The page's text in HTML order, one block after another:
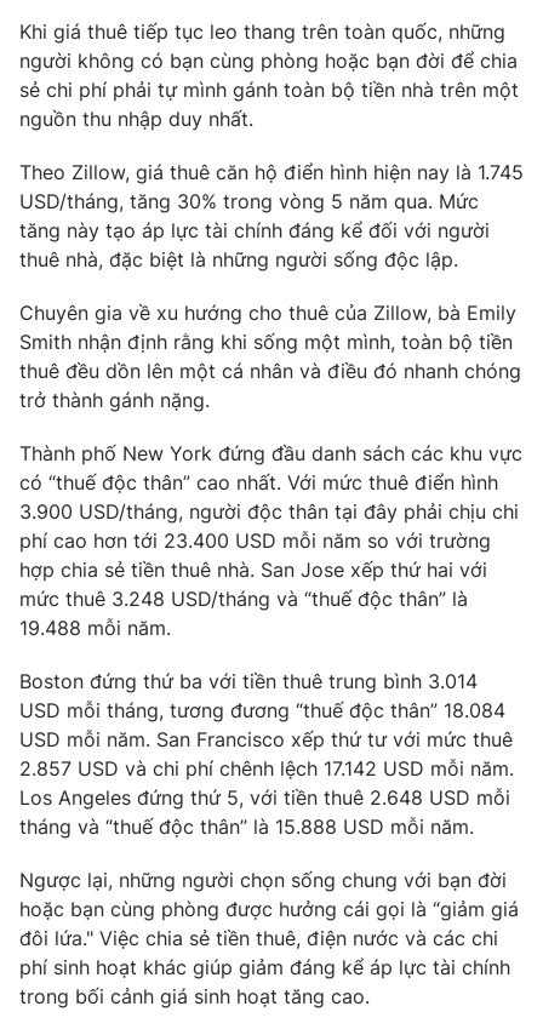
Hậu trường
Nhân vật
Khán giả
Giải sao mai
Điện ảnh
Âm nhạc
Đời sống
Du lịch
Làm đẹp
Chất lượng cuộc sống
Giáo dục
Tuyển sinh
Học trực tuyến
Công nghệ
Hitech Công nghệ tương lai
Sản phẩm
Thị trường
Tư vấn
Giao lưu trực tuyến
Lịch phát sóng
Emagazine Podcast
Photo Infographic
Video
VTV Money VTV Thể thao
VTV Sức khoẻ Bất động sản
Thị trường 24h Tấm lòng Việt
VTV4 Vươn mình bằng AI
VTV9 VTV8
Khi giá thuê tiếp tục leo thang trên toàn quốc, những
người không có bạn cùng phòng hoặc bạn đời để chia
sẻ chi phí phải tự mình gánh toàn bộ tiền nhà trên một
nguồn thu nhập duy nhất.
Theo Zillow, giá thuê căn hộ điển hình hiện nay là 1.745
USD/tháng, tăng 30% trong vòng 5 năm qua. Mức
tăng này tạo áp lực tài chính đáng kể đối với người
thuê nhà, đặc biệt là những người sống độc lập.
Chuyên gia về xu hướng cho thuê của Zillow, bà Emily
Smith nhận định rằng khi sống một mình, toàn bộ tiền
thuê đều dồn lên một cá nhân và điều đó nhanh chóng
trở thành gánh nặng.
Thành phố New York đứng đầu danh sách các khu vực
có “thuế độc thân” cao nhất. Với mức thuê điển hình
3.900 USD/tháng, người độc thân tại đây phải chịu chi
phí cao hơn tới 23.400 USD mỗi năm so với trường
hợp chia sẻ tiền thuê nhà. San Jose xếp thứ hai với
mức thuê 3.248 USD/tháng và “thuế độc thân” là
19.488 mỗi năm.
Boston đứng thứ ba với tiền thuê trung bình 3.014
USD mỗi tháng, tương đương “thuế độc thân” 18.084
USD mỗi năm. San Francisco xếp thứ tư với mức thuê
2.857 USD và chi phí chênh lệch 17.142 USD mỗi năm.
Los Angeles đứng thứ 5, với tiền thuê 2.648 USD mỗi
tháng và “thuế độc thân” là 15.888 USD mỗi năm.
Ngược lại, những người chọn sống chung với bạn đời
hoặc bạn cùng phòng được hưởng cái gọi là “giảm giá
đôi lứa." Việc chia sẻ tiền thuê, điện nước và các chi
phí sinh hoạt khác giúp giảm đáng kể áp lực tài chính
trong bối cảnh giá sinh hoạt tăng cao.